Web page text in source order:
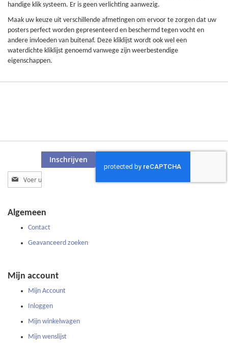
handige klik systeem. Er is geen verlichting aanwezig.
Maak uw keuze uit verschillende afmetingen om ervoor te zorgen dat uw
posters perfect worden gepresenteerd en beschermd tegen vocht en
andere invloeden van buitenaf. Deze kliklijst wordt ook wel een
waterdichte kliklijst genoemd vanwege zijn weerbestendige
eigenschappen.
Abonneer
u
nieuwsbrief
Inschrijven
Algemeen
Contact
Geavanceerd zoeken
Mijn account
Mijn Account
Inloggen
Mijn winkelwagen
Mijn wenslijst